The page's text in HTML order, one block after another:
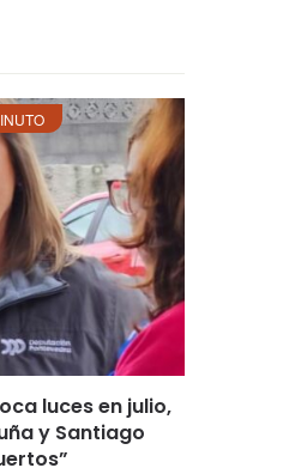
luces en julio,
y Santiago